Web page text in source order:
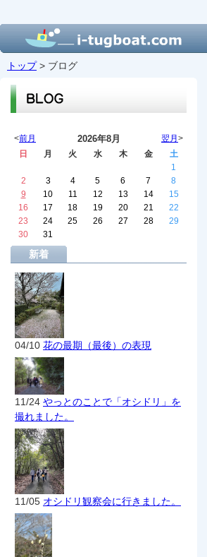
トップ> ブログ
翌月 >
<前月 2026年8月
日 月 火 水 木 金
土
1
2
3 4 5 6 7
8
9
10 11 12 13 14
15
16
17 18 19 20 21
22
23
24 25 26 27 28
29
30
31
新着
04/10 花の最期（最後）の表現
11/24 やっとのことで「オシドリ」を
撮れました。
11/05 オシドリ観察会に行きました。